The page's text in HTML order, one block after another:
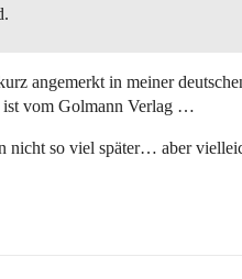
angemerkt in meiner
vom Golmann Verlag …
nicht so viel später… aber